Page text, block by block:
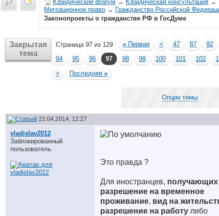
Юридический форум → Юридическая консультация →
Миграционное право → Гражданство Российской
Законопроекты о гражданстве РФ в ГосДуме
Закрытая
тема
Страница 97 из 129 « Первая < 47 87
92
94
95 96 97 98 99 100 101 102
>
Последняя »
Опции темы
22.04.2014, 12:27
vladislav2012
Заблокированный
пользователь
Это правда ?
Для иностранцев, получающих
разрешение на временное
проживание, вид на
разрешение на работу либо